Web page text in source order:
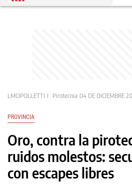
LMCIPOLLETTI Pirotecnia 04 DE DICIEMBRE
PROVINCIA
Oro, contra la
ruidos molestos:
con escapes libres